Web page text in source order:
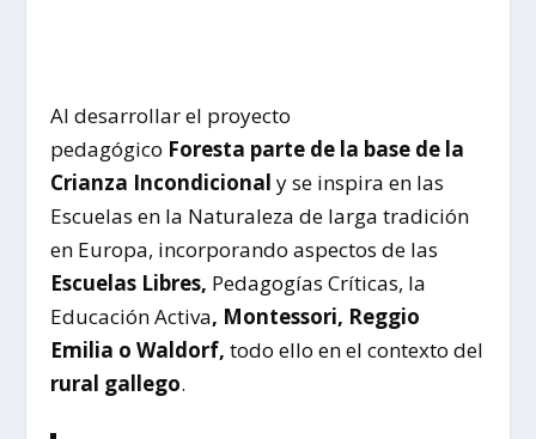
Al desarrollar el proyecto
pedagógico Foresta parte de la base de la
Crianza Incondicionaly se inspira en las
Escuelas en la Naturaleza de larga tradición
en Europa, incorporando aspectos de las
Escuelas Libres, Pedagogías Críticas, la
Educación Activa, Montessori, Reggio
Emilia o Waldorf,todo ello en el contexto del
rural gallego.